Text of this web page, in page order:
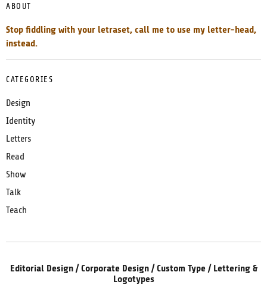
ABOUT
Stop fiddling with your letraset, call me to use my letter-head,
instead.
CATEGORIES
Design
Identity
Letters
Read
Show
Talk
Teach
Editorial Design / Corporate Design / Custom Type / Lettering &
Logotypes